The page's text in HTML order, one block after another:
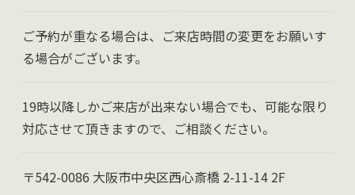
ご予約が重なる場合は、ご来店時間の変更をお願いす
る場合がございます。
19時以降しかご来店が出来ない場合でも、可能な限り
対応させて頂きますので、ご相談ください。
〒542-0086 大阪市中央区西心斎橋 2-11-14 2F